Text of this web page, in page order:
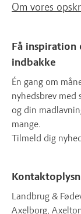
Om vores
Få
indbakke
Én gang om
nyhedsbrev
og din
mange.
Tilmeld dig
Landbrug &
Axelborg,